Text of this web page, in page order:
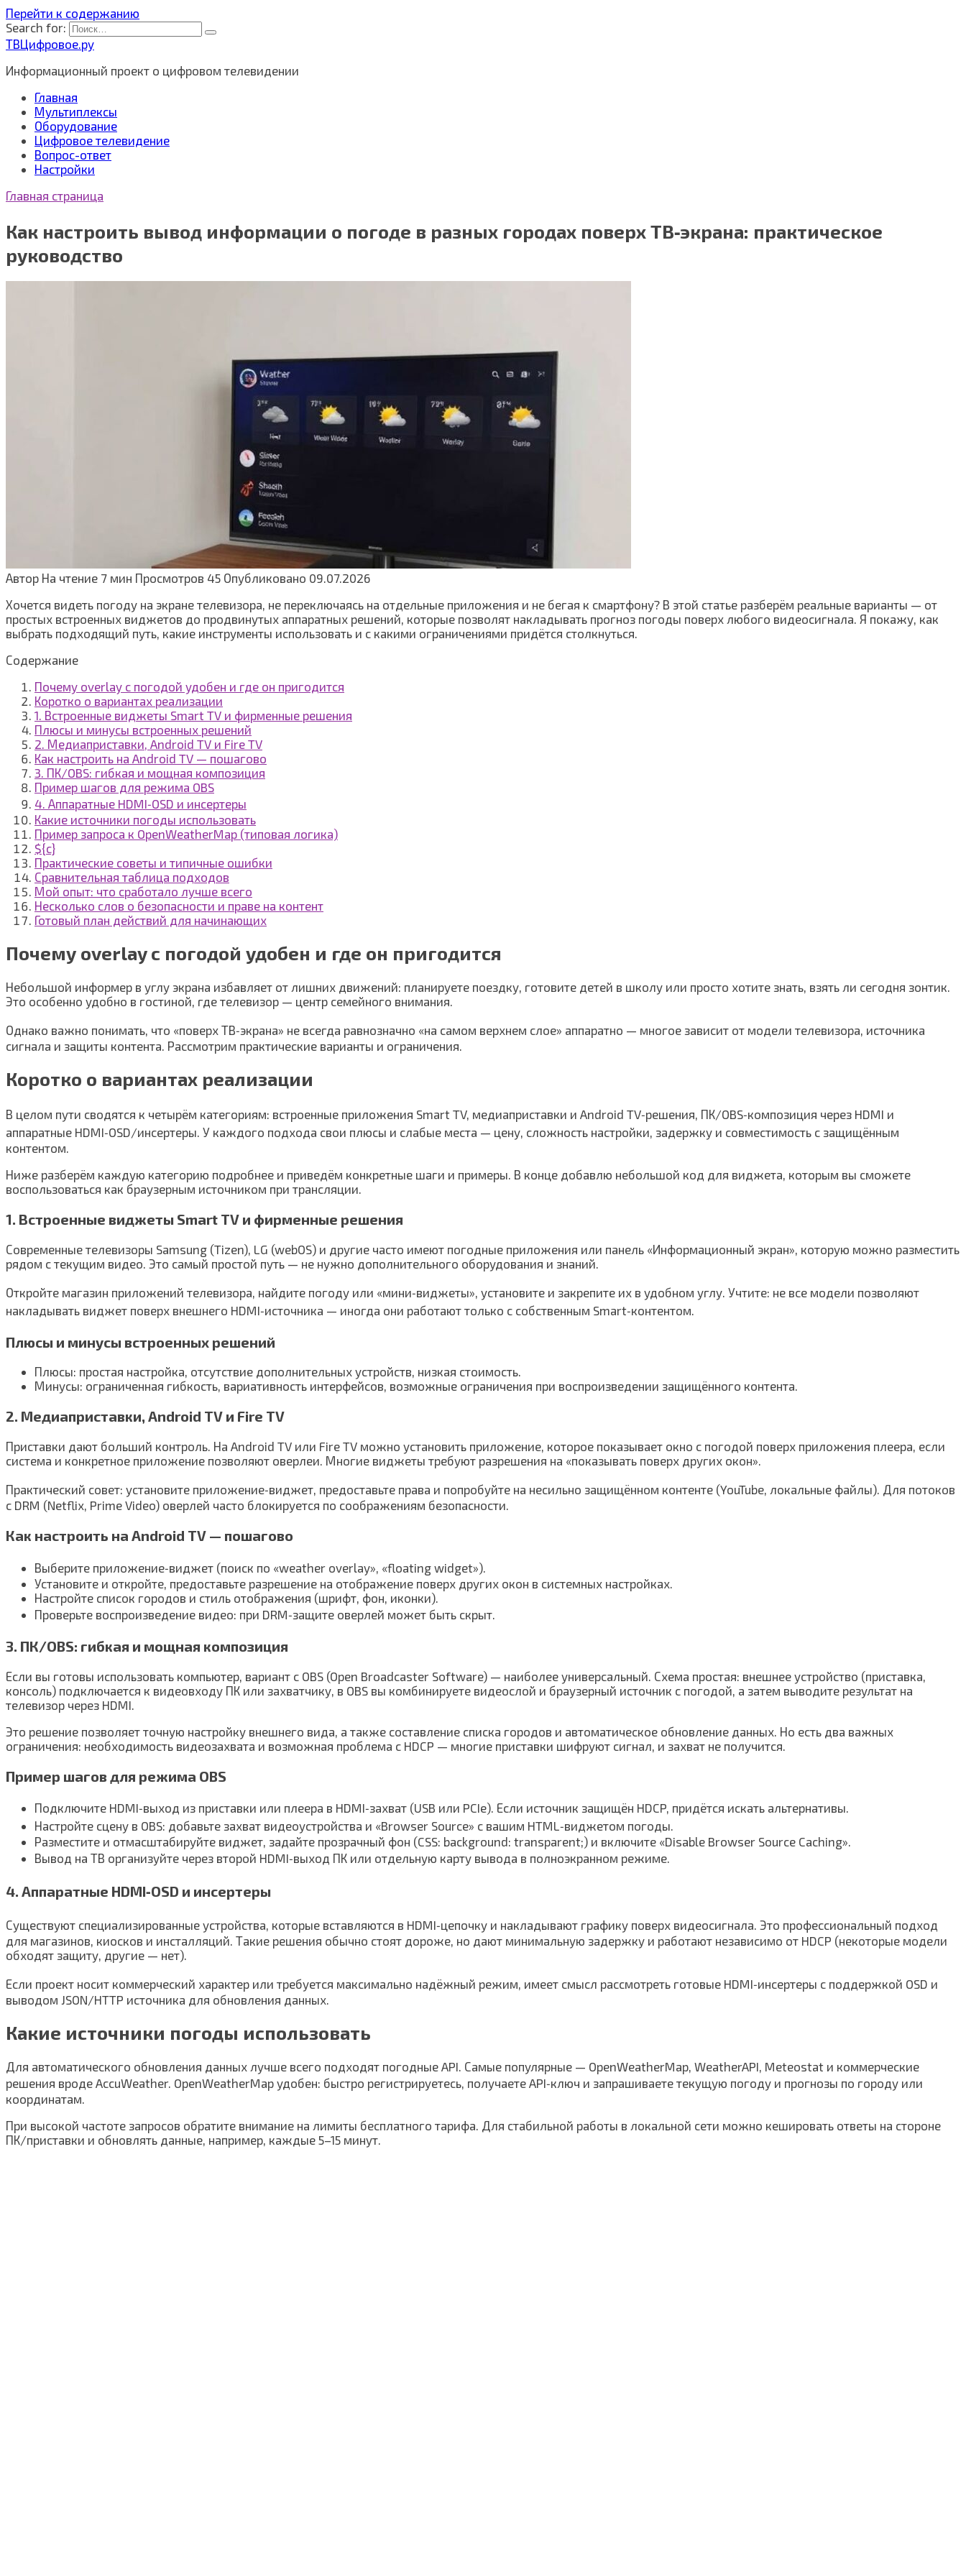
Перейти к содержанию
Search for:
ТВЦифровое.ру
Информационный проект о цифровом телевидении
Главная
Мультиплексы
Оборудование
Цифровое телевидение
Вопрос-ответ
Настройки
Главная страница
Как настроить вывод информации о погоде в разных городах поверх ТВ‑экрана: практическое
руководство
Автор На чтение 7 мин Просмотров 45 Опубликовано 09.07.2026
Хочется видеть погоду на экране телевизора, не переключаясь на отдельные приложения и не бегая к смартфону? В этой статье разберём реальные варианты — от
простых встроенных виджетов до продвинутых аппаратных решений, которые позволят накладывать прогноз погоды поверх любого видеосигнала. Я покажу, как
выбрать подходящий путь, какие инструменты использовать и с какими ограничениями придётся столкнуться.
Содержание
Почему overlay с погодой удобен и где он пригодится
Коротко о вариантах реализации
1. Встроенные виджеты Smart TV и фирменные решения
Плюсы и минусы встроенных решений
2. Медиаприставки, Android TV и Fire TV
Как настроить на Android TV — пошагово
3. ПК/OBS: гибкая и мощная композиция
Пример шагов для режима OBS
4. Аппаратные HDMI‑OSD и инсертеры
Какие источники погоды использовать
Пример запроса к OpenWeatherMap (типовая логика)
${c}
Практические советы и типичные ошибки
Сравнительная таблица подходов
Мой опыт: что сработало лучше всего
Несколько слов о безопасности и праве на контент
Готовый план действий для начинающих
Почему overlay с погодой удобен и где он пригодится
Небольшой информер в углу экрана избавляет от лишних движений: планируете поездку, готовите детей в школу или просто хотите знать, взять ли сегодня зонтик.
Это особенно удобно в гостиной, где телевизор — центр семейного внимания.
Однако важно понимать, что «поверх ТВ‑экрана» не всегда равнозначно «на самом верхнем слое» аппаратно — многое зависит от модели телевизора, источника
сигнала и защиты контента. Рассмотрим практические варианты и ограничения.
Коротко о вариантах реализации
В целом пути сводятся к четырём категориям: встроенные приложения Smart TV, медиаприставки и Android TV‑решения, ПК/OBS‑композиция через HDMI и
аппаратные HDMI‑OSD/инсертеры. У каждого подхода свои плюсы и слабые места — цену, сложность настройки, задержку и совместимость с защищённым
контентом.
Ниже разберём каждую категорию подробнее и приведём конкретные шаги и примеры. В конце добавлю небольшой код для виджета, которым вы сможете
воспользоваться как браузерным источником при трансляции.
1. Встроенные виджеты Smart TV и фирменные решения
Современные телевизоры Samsung (Tizen), LG (webOS) и другие часто имеют погодные приложения или панель «Информационный экран», которую можно разместить
рядом с текущим видео. Это самый простой путь — не нужно дополнительного оборудования и знаний.
Откройте магазин приложений телевизора, найдите погоду или «мини‑виджеты», установите и закрепите их в удобном углу. Учтите: не все модели позволяют
накладывать виджет поверх внешнего HDMI‑источника — иногда они работают только с собственным Smart‑контентом.
Плюсы и минусы встроенных решений
Плюсы: простая настройка, отсутствие дополнительных устройств, низкая стоимость.
Минусы: ограниченная гибкость, вариативность интерфейсов, возможные ограничения при воспроизведении защищённого контента.
2. Медиаприставки, Android TV и Fire TV
Приставки дают больший контроль. На Android TV или Fire TV можно установить приложение, которое показывает окно с погодой поверх приложения плеера, если
система и конкретное приложение позволяют оверлеи. Многие виджеты требуют разрешения на «показывать поверх других окон».
Практический совет: установите приложение‑виджет, предоставьте права и попробуйте на несильно защищённом контенте (YouTube, локальные файлы). Для потоков
с DRM (Netflix, Prime Video) оверлей часто блокируется по соображениям безопасности.
Как настроить на Android TV — пошагово
Выберите приложение‑виджет (поиск по «weather overlay», «floating widget»).
Установите и откройте, предоставьте разрешение на отображение поверх других окон в системных настройках.
Настройте список городов и стиль отображения (шрифт, фон, иконки).
Проверьте воспроизведение видео: при DRM‑защите оверлей может быть скрыт.
3. ПК/OBS: гибкая и мощная композиция
Если вы готовы использовать компьютер, вариант с OBS (Open Broadcaster Software) — наиболее универсальный. Схема простая: внешнее устройство (приставка,
консоль) подключается к видеовходу ПК или захватчику, в OBS вы комбинируете видеослой и браузерный источник с погодой, а затем выводите результат на
телевизор через HDMI.
Это решение позволяет точную настройку внешнего вида, а также составление списка городов и автоматическое обновление данных. Но есть два важных
ограничения: необходимость видеозахвата и возможная проблема с HDCP — многие приставки шифруют сигнал, и захват не получится.
Пример шагов для режима OBS
Подключите HDMI‑выход из приставки или плеера в HDMI‑захват (USB или PCIe). Если источник защищён HDCP, придётся искать альтернативы.
Настройте сцену в OBS: добавьте захват видеоустройства и «Browser Source» с вашим HTML‑виджетом погоды.
Разместите и отмасштабируйте виджет, задайте прозрачный фон (CSS: background: transparent;) и включите «Disable Browser Source Caching».
Вывод на ТВ организуйте через второй HDMI‑выход ПК или отдельную карту вывода в полноэкранном режиме.
4. Аппаратные HDMI‑OSD и инсертеры
Существуют специализированные устройства, которые вставляются в HDMI‑цепочку и накладывают графику поверх видеосигнала. Это профессиональный подход
для магазинов, киосков и инсталляций. Такие решения обычно стоят дороже, но дают минимальную задержку и работают независимо от HDCP (некоторые модели
обходят защиту, другие — нет).
Если проект носит коммерческий характер или требуется максимально надёжный режим, имеет смысл рассмотреть готовые HDMI‑инсертеры с поддержкой OSD и
выводом JSON/HTTP источника для обновления данных.
Какие источники погоды использовать
Для автоматического обновления данных лучше всего подходят погодные API. Самые популярные — OpenWeatherMap, WeatherAPI, Meteostat и коммерческие
решения вроде AccuWeather. OpenWeatherMap удобен: быстро регистрируетесь, получаете API‑ключ и запрашиваете текущую погоду и прогнозы по городу или
координатам.
При высокой частоте запросов обратите внимание на лимиты бесплатного тарифа. Для стабильной работы в локальной сети можно кешировать ответы на стороне
ПК/приставки и обновлять данные, например, каждые 5–15 минут.